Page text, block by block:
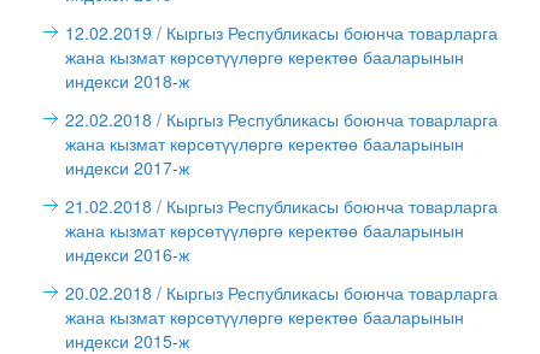
12.02.2019 / Кыргыз Республикасы боюнча товарларга
жана кызмат көрсөтүүлөргө керектөө бааларынын
индекси 2018-ж
22.02.2018 / Кыргыз Республикасы боюнча товарларга
жана кызмат көрсөтүүлөргө керектөө бааларынын
индекси 2017-ж
21.02.2018 / Кыргыз Республикасы боюнча товарларга
жана кызмат көрсөтүүлөргө керектөө бааларынын
индекси 2016-ж
20.02.2018 / Кыргыз Республикасы боюнча товарларга
жана кызмат көрсөтүүлөргө керектөө бааларынын
индекси 2015-ж